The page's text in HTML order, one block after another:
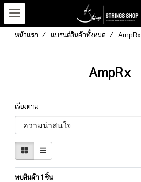
หน้าแรก แบรนด์สินค้าทั้งหมด AmpRx
AmpRx
เรียงตาม
พบสินค้า 1 ชิ้น